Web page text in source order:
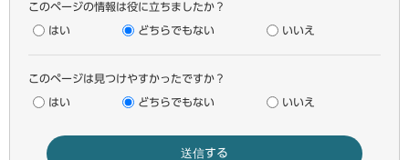
このページの情報は役に立ちましたか？
はい どちらでもない いいえ
このページは見つけやすかったですか？
はい どちらでもない いいえ